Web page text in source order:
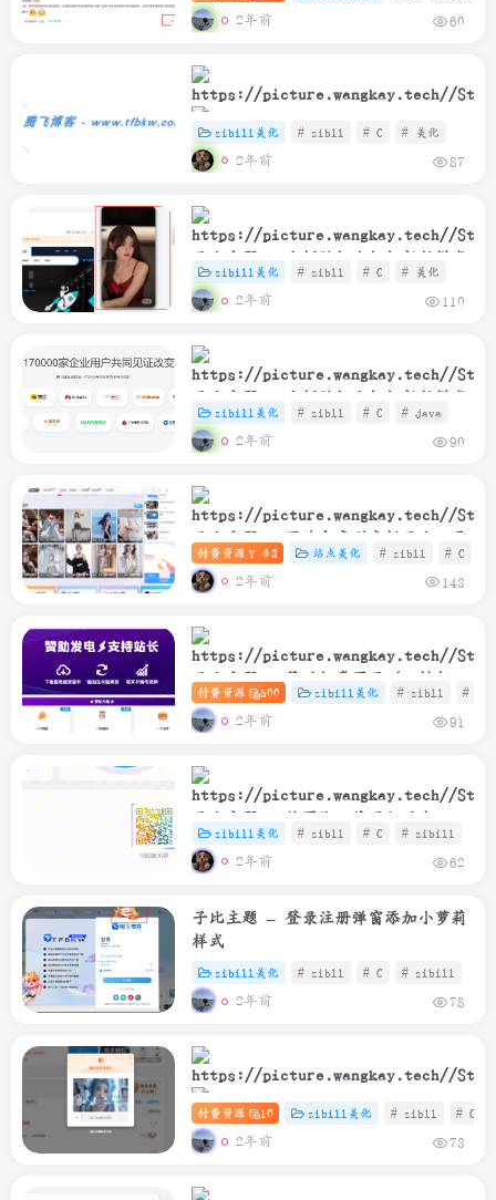
2年前 60
子比主题 – 文章标题样式美化
zibill美化 # zibll # C # 美化
2年前 87
zibill美化 # zibll # C # 美化
2年前 110
zibill美化 # zibll # C # java
2年前 90
付费资源 Y 币 3 站点美化 # zibll # C
2年前 143
子比主题 – 赞助打赏页面（一键部
署）
付费资源 500 zibill美化 # zibll # C
2年前 91
Border
zibill美化 # zibll # C # zibill
2年前 62
子比主题 – 登录注册弹窗添加小萝莉
样式
zibill美化 # zibll # C # zibill
2年前 78
子比美化 – 自带滑块验证图片修改教
付费资源 10 zibill美化 # zibll # C
2年前 73